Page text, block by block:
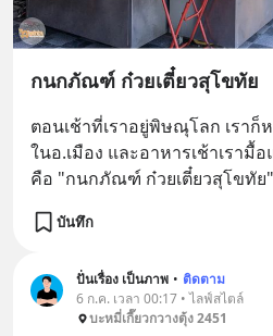
กนกภัณฑ์ ก๋วยเตี๋ยวสุโขทัย
ตอนเช้าที่เราอยู่พิษณุโลก เรา
ในอ.เมือง และอาหารเช้าเรามื้
คือ "กนกภัณฑ์ ก๋วยเตี๋ยวสุโขทัย"
บันทึก
ปั่นเรื่อง เป็นภาพ • ติดตาม
6 ก.ค. เวลา 00:17 • ไลฟ์สไตล์
บะหมี่เกี๊ยวกวางตุ้ง 2451